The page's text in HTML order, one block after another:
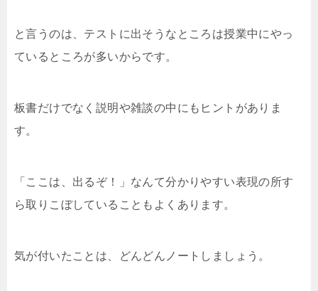
と言うのは、テストに出そうなところは授業中にやっ
ているところが多いからです。
板書だけでなく説明や雑談の中にもヒントがありま
す。
「ここは、出るぞ！」なんて分かりやすい表現の所す
ら取りこぼしていることもよくあります。
気が付いたことは、どんどんノートしましょう。